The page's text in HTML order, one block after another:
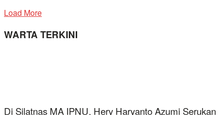
Load More
WARTA TERKINI
Di Silatnas MA IPNU, Hery Haryanto Azumi Serukan